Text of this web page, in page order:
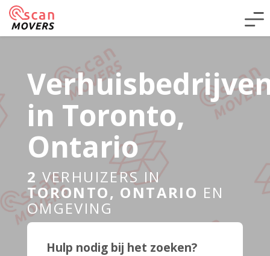
in Toronto,
Ontario
2 VERHUIZERS IN
TORONTO, ONTARIO EN
OMGEVING
Hulp nodig bij het zoeken?